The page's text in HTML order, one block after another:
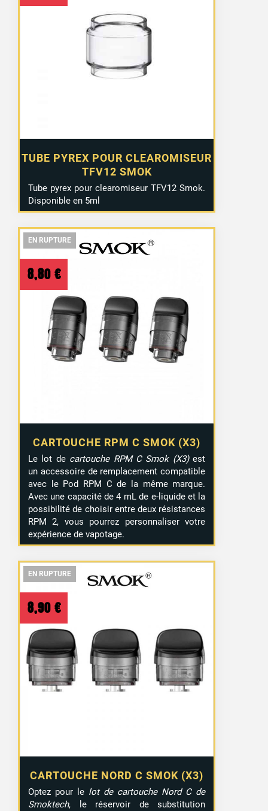
TUBE PYREX POUR CLEAROMISEUR
TFV12 SMOK
Tube pyrex pour clearomiseur TFV12 Smok.
Disponible en 5ml
EN RUPTURE
EN RUPTURE
CARTOUCHE RPM C SMOK (X3)
8,80 €
Le lot de cartouche RPM C Smok (X3)est
un accessoire de remplacement compatible
avec le Pod RPM C de la même marque.
Avec une capacité de 4 mL de e-liquide et la
possibilité de choisir entre deux résistances
RPM 2, vous pourrez personnaliser votre
expérience de vapotage.
EN RUPTURE
EN RUPTURE
EN RUPTURE
CARTOUCHE NORD C SMOK (X3)
8,90 €
Optez pour le lot de cartouche Nord C de
Smoktech, le réservoir de substitution
EN RUPTURE